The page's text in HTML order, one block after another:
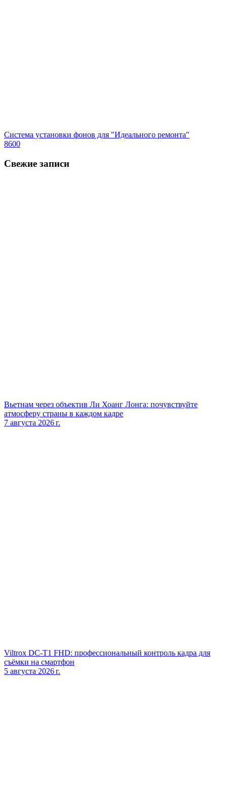
Система установки фонов для "Идеального ремонта"
8600
Свежие записи
Вьетнам через объектив Ли Хоанг Лонга: почувствуйте
атмосферу страны в каждом кадре
7 августа 2026 г.
Viltrox DC‑T1 FHD: профессиональный контроль кадра для
съёмки на смартфон
5 августа 2026 г.